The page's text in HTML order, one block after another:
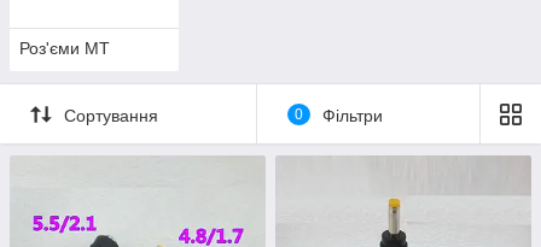
Роз'єми MT
Сортування 0 Фільтри